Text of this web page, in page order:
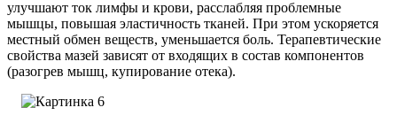
улучшают ток лимфы и крови, расслабляя проблемные
мышцы, повышая эластичность тканей. При этом ускоряется
местный обмен веществ, уменьшается боль. Терапевтические
свойства мазей зависят от входящих в состав компонентов
(разогрев мышц, купирование отека).